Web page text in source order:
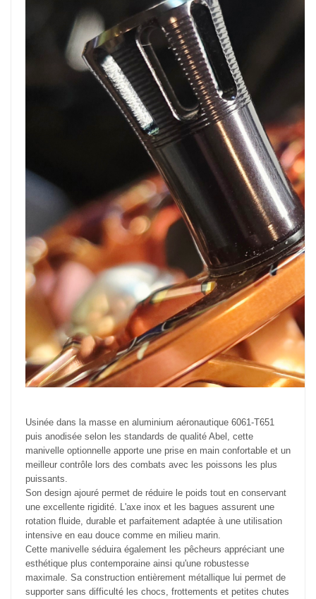
Usinée dans la masse en aluminium aéronautique 6061-T651
puis anodisée selon les standards de qualité Abel, cette
manivelle optionnelle apporte une prise en main confortable et un
meilleur contrôle lors des combats avec les poissons les plus
puissants.
Son design ajouré permet de réduire le poids tout en conservant
une excellente rigidité. L'axe inox et les bagues assurent une
rotation fluide, durable et parfaitement adaptée à une utilisation
intensive en eau douce comme en milieu marin.
Cette manivelle séduira également les pêcheurs appréciant une
esthétique plus contemporaine ainsi qu'une robustesse
maximale. Sa construction entièrement métallique lui permet de
supporter sans difficulté les chocs, frottements et petites chutes